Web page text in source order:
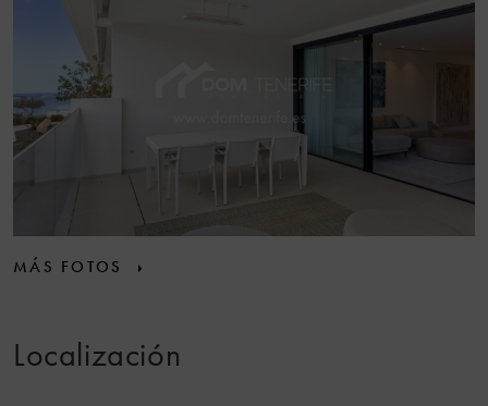
Reciba esta propiedad y otras similares por WhatsApp:
Hablar con un asesor →
MÁS FOTOS
Localización